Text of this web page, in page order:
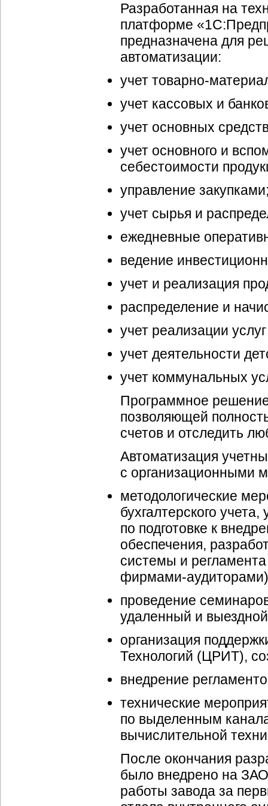
Разработанная на
платформе
предназначена для
автоматизации:
учет товарно-
учет кассовых и
учет основных
учет основного и
себестоимости
управление
учет сырья и
ежедневные
ведение
учет и реализация
распределение и
учет реализации
учет деятельности
учет коммунальных
Программное
позволяющей
счетов и отследить
Автоматизация
с организационными
методологические
бухгалтерского
по подготовке к
обеспечения,
системы и
фирмами-аудиторами
проведение
удаленный и
организация
Технологий (ЦРИТ),
внедрение
технические
по выделенным
вычислительной
После окончания
было внедрено на
работы завода за